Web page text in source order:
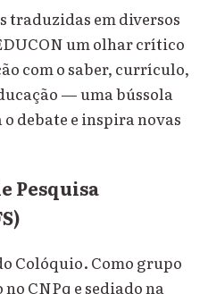
traduzidas em diversos
um olhar crítico
com o saber, currículo,
— uma bússola
debate e inspira novas
Pesquisa
Colóquio. Como grupo
CNPq e sediado na